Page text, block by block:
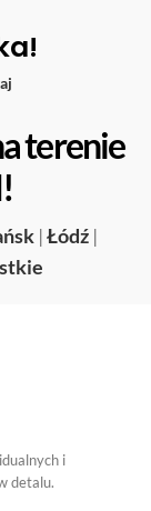
terenie
|Łódź |
i
detalu.